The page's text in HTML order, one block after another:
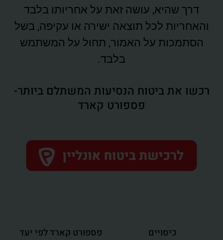
דרך שהיא, עושה זאת על אחריותו בלבד
והאחריות לכל תוצאה ישירה או עקיפה, בשל
הסתמכות על האמור, תחול על המשתמש
בלבד.
רכשו את ביטוח הנסיעות המשתלם ביותר-
פספורט קארד
כיסויים פספורט קארד לפי יעד